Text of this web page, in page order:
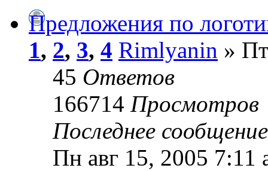
Предложения по
1, 2, 3, 4 Rimlyanin »
45 Ответов
166714 Просмотров
Последнее
Пн авг 15, 2005 7:11